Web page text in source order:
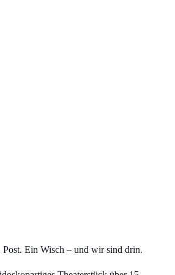
Ein Wisch – und wir sind drin.